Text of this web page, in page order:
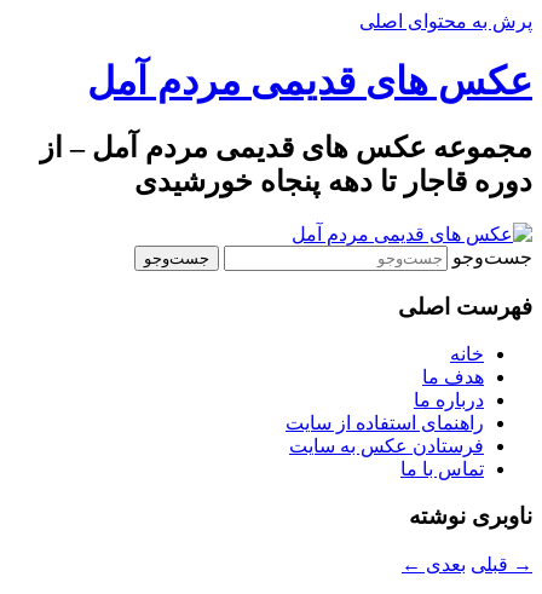
پرش به محتوای اصلی
عکس های قدیمی مردم آمل
مجموعه عکس های قدیمی مردم آمل – از
دوره قاجار تا دهه پنجاه خورشیدی
جست‌وجو
فهرست اصلی
خانه
هدف ما
درباره ما
راهنمای استفاده از سایت
فرستادن عکس به سایت
تماس با ما
ناوبری نوشته
→ قبلی بعدی ←